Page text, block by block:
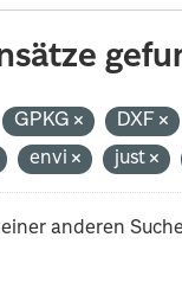
GPKG DXF
envi just
anderen